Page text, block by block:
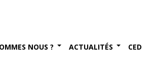
NOUS ? ACTUALITÉS CED
Fraternité (4